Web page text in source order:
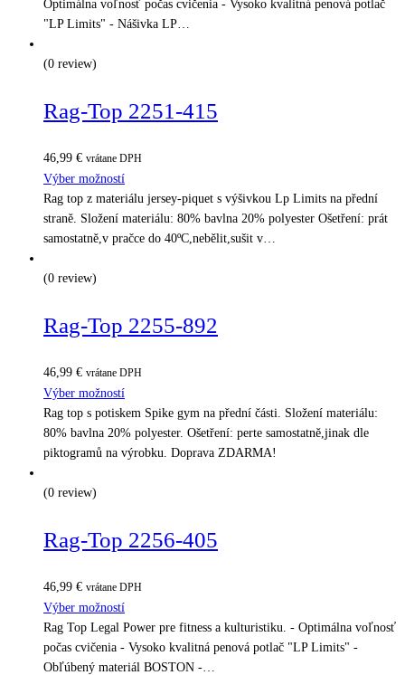
Optimálna voľnosť počas cvičenia - Vysoko kvalitná penová potlač
"LP Limits" - Nášivka LP…
(0 review)
Rag-Top 2251-415
46,99 € vrátane DPH
Výber možností
Rag top z materiálu jersey-piquet s výšivkou Lp Limits na přední
straně. Složení materiálu: 80% bavlna 20% polyester Ošetření: prát
samostatně,v pračce do 40ºC,nebělit,sušit v…
(0 review)
Rag-Top 2255-892
46,99 € vrátane DPH
Výber možností
Rag top s potiskem Spike gym na přední části. Složení materiálu:
80% bavlna 20% polyester. Ošetření: perte samostatně,jinak dle
piktogramů na výrobku. Doprava ZDARMA!
(0 review)
Rag-Top 2256-405
46,99 € vrátane DPH
Výber možností
Rag Top Legal Power pre fitness a kulturistiku. - Optimálna voľnosť
počas cvičenia - Vysoko kvalitná penová potlač "LP Limits" -
Obľúbený materiál BOSTON -…